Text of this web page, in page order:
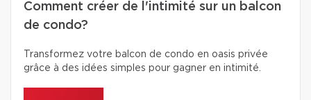
Comment créer de l'intimité sur un balcon
de condo?
Transformez votre balcon de condo en oasis privée
grâce à des idées simples pour gagner en intimité.